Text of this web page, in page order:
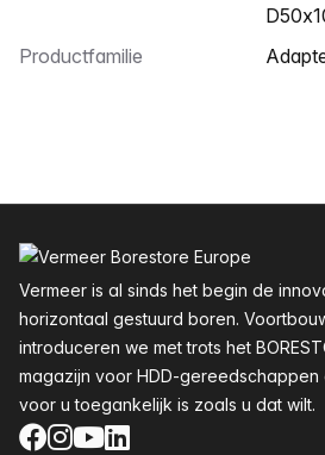
Productfamilie
Vermeer is al sinds het begin de
horizontaal gestuurd boren.
introduceren we met trots het
magazijn voor HDD-
voor u toegankelijk is zoals u dat wilt.
Facebook
Instagram
YouTube
LinkedIn